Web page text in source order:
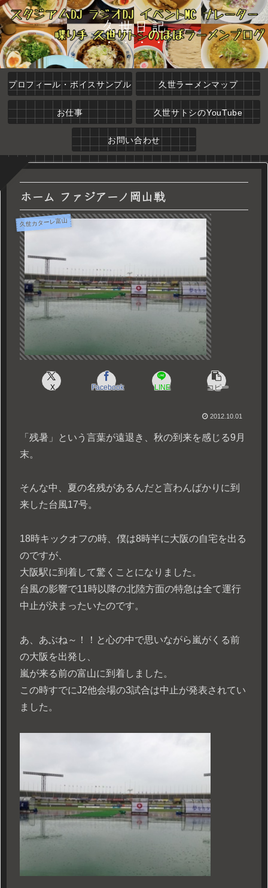
久世日記
プロフィール・ボイスサンプル 久世ラーメンマップ
お仕事 久世サトシのYouTube
お問い合わせ
ホーム ファジアーノ岡山戦
久世カターレ富山
X Facebook LINE コピー
2012.10.01
「残暑」という言葉が遠退き、秋の到来を感じる9月
末。
そんな中、夏の名残があるんだと言わんばかりに到
来した台風17号。
18時キックオフの時、僕は8時半に大阪の自宅を出る
のですが、
大阪駅に到着して驚くことになりました。
台風の影響で11時以降の北陸方面の特急は全て運行
中止が決まったいたのです。
あ、あぶね～！！と心の中で思いながら嵐がくる前
の大阪を出発し、
嵐が来る前の富山に到着しました。
この時すでにJ2他会場の3試合は中止が発表されてい
ました。